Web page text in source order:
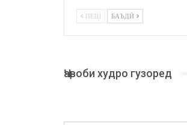
ПЕШ БАЪДӢ
Ҷавоби худро гузоред